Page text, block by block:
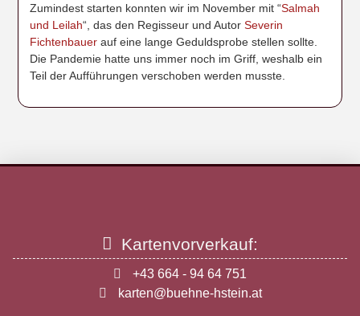
Zumindest starten konnten wir im November mit “Salmah
und Leilah“, das den Regisseur und AutorSeverin
Fichtenbauer auf eine lange Geduldsprobe stellen sollte.
Die Pandemie hatte uns immer noch im Griff, weshalb ein
Teil der Aufführungen verschoben werden musste.
Kartenvorverkauf:
+43 664 - 94 64 751
karten@buehne-hstein.at